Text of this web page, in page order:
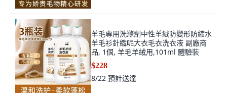
羊毛專用洗滌劑中性羊絨防變形防縮水
羊毛衫針織呢大衣毛衣洗衣液 副廠商
品, 1個, 羊毛羊絨用,101ml 體驗裝
$228
8/22 預計送達